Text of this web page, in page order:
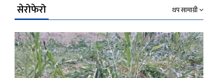
सेरोफेरो थप सामाग्री